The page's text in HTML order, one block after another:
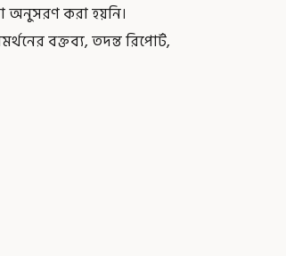
অনুসরণ করা হয়নি।
বক্তব্য, তদন্ত রিপোর্ট,